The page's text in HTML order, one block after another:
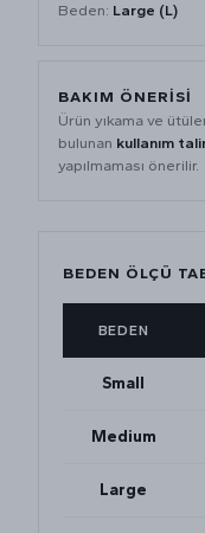
Beden: Large (L)
BAKIM ÖNERİSİ
Ürün yıkama ve
bulunan kullanım
yapılmaması önerilir.
BEDEN ÖLÇÜ
BEDEN
Small
Medium
Large